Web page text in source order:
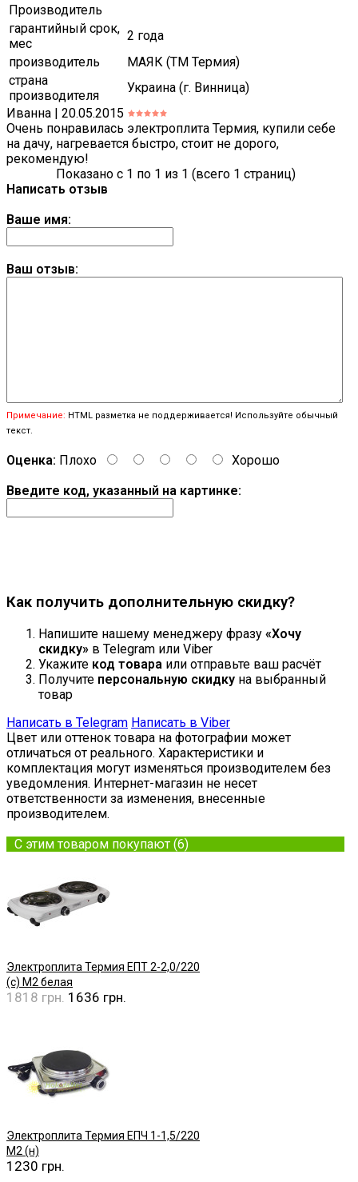
Производитель
гарантийный срок,
мес
2 года
производитель
МАЯК (ТМ Термия)
страна
производителя
Украина (г. Винница)
Иванна | 20.05.2015
Очень понравилась электроплита Термия, купили себе
на дачу, нагревается быстро, стоит не дорого,
рекомендую!
Показано с 1 по 1 из 1 (всего 1 страниц)
Написать отзыв
Ваше имя:
Ваш отзыв:
Примечание: HTML разметка не поддерживается! Используйте обычный
текст.
Оценка: Плохо
Хорошо
Введите код, указанный на картинке:
Как получить дополнительную скидку?
Напишите нашему менеджеру фразу «Хочу
скидку» в Telegram или Viber
Укажите код товара или отправьте ваш расчёт
Получите персональную скидку на выбранный
товар
Написать в Telegram Написать в Viber
Цвет или оттенок товара на фотографии может
отличаться от реального. Характеристики и
комплектация могут изменяться производителем без
уведомления. Интернет-магазин не несет
ответственности за изменения, внесенные
производителем.
С этим товаром покупают (6)
Электроплита Термия ЕПТ 2-2,0/220
(с) М2 белая
1818 грн. 1636 грн.
Электроплита Термия ЕПЧ 1-1,5/220
М2 (н)
1230 грн.